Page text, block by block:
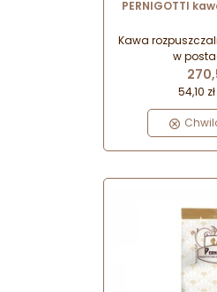
PERNIGOTTI
Kawa
w
wyrobów
Cena
54,10